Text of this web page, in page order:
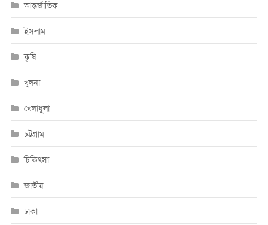
আন্তর্জাতিক
ইসলাম
কৃষি
খুলনা
খেলাধুলা
চট্টগ্রাম
চিকিৎসা
জাতীয়
ঢাকা